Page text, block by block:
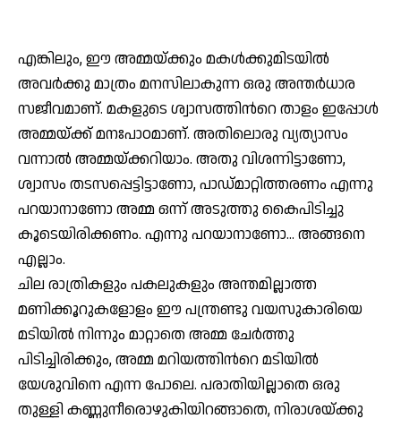
എങ്കിലും, ഈ അമ്മയ്ക്കും മകള്‍ക്കുമിടയില്‍
അവര്‍ക്കു മാത്രം മനസിലാകുന്ന ഒരു അന്തര്‍ധാര
സജീവമാണ്. മകളുടെ ശ്വാസത്തിന്‍റെ താളം ഇപ്പോള്‍
അമ്മയ്ക്ക് മനഃപാഠമാണ്. അതിലൊരു വ്യത്യാസം
വന്നാല്‍ അമ്മയ്ക്കറിയാം. അതു വിശന്നിട്ടാണോ,
ശ്വാസം തടസപ്പെട്ടിട്ടാണോ, പാഡ്മാറ്റിത്തരണം എന്നു
പറയാനാണോ അമ്മ ഒന്ന് അടുത്തു കൈപിടിച്ചു
കൂടെയിരിക്കണം. എന്നു പറയാനാണോ… അങ്ങനെ
എല്ലാം.
ചില രാത്രികളും പകലുകളും അന്തമില്ലാത്ത
മണിക്കൂറുകളോളം ഈ പന്ത്രണ്ടു വയസുകാരിയെ
മടിയില്‍ നിന്നും മാറ്റാതെ അമ്മ ചേര്‍ത്തു
പിടിച്ചിരിക്കും, അമ്മ മറിയത്തിന്‍റെ മടിയില്‍
യേശുവിനെ എന്ന പോലെ. പരാതിയില്ലാതെ ഒരു
തുള്ളി കണ്ണുനീരൊഴുകിയിറങ്ങാതെ, നിരാശയ്ക്കു